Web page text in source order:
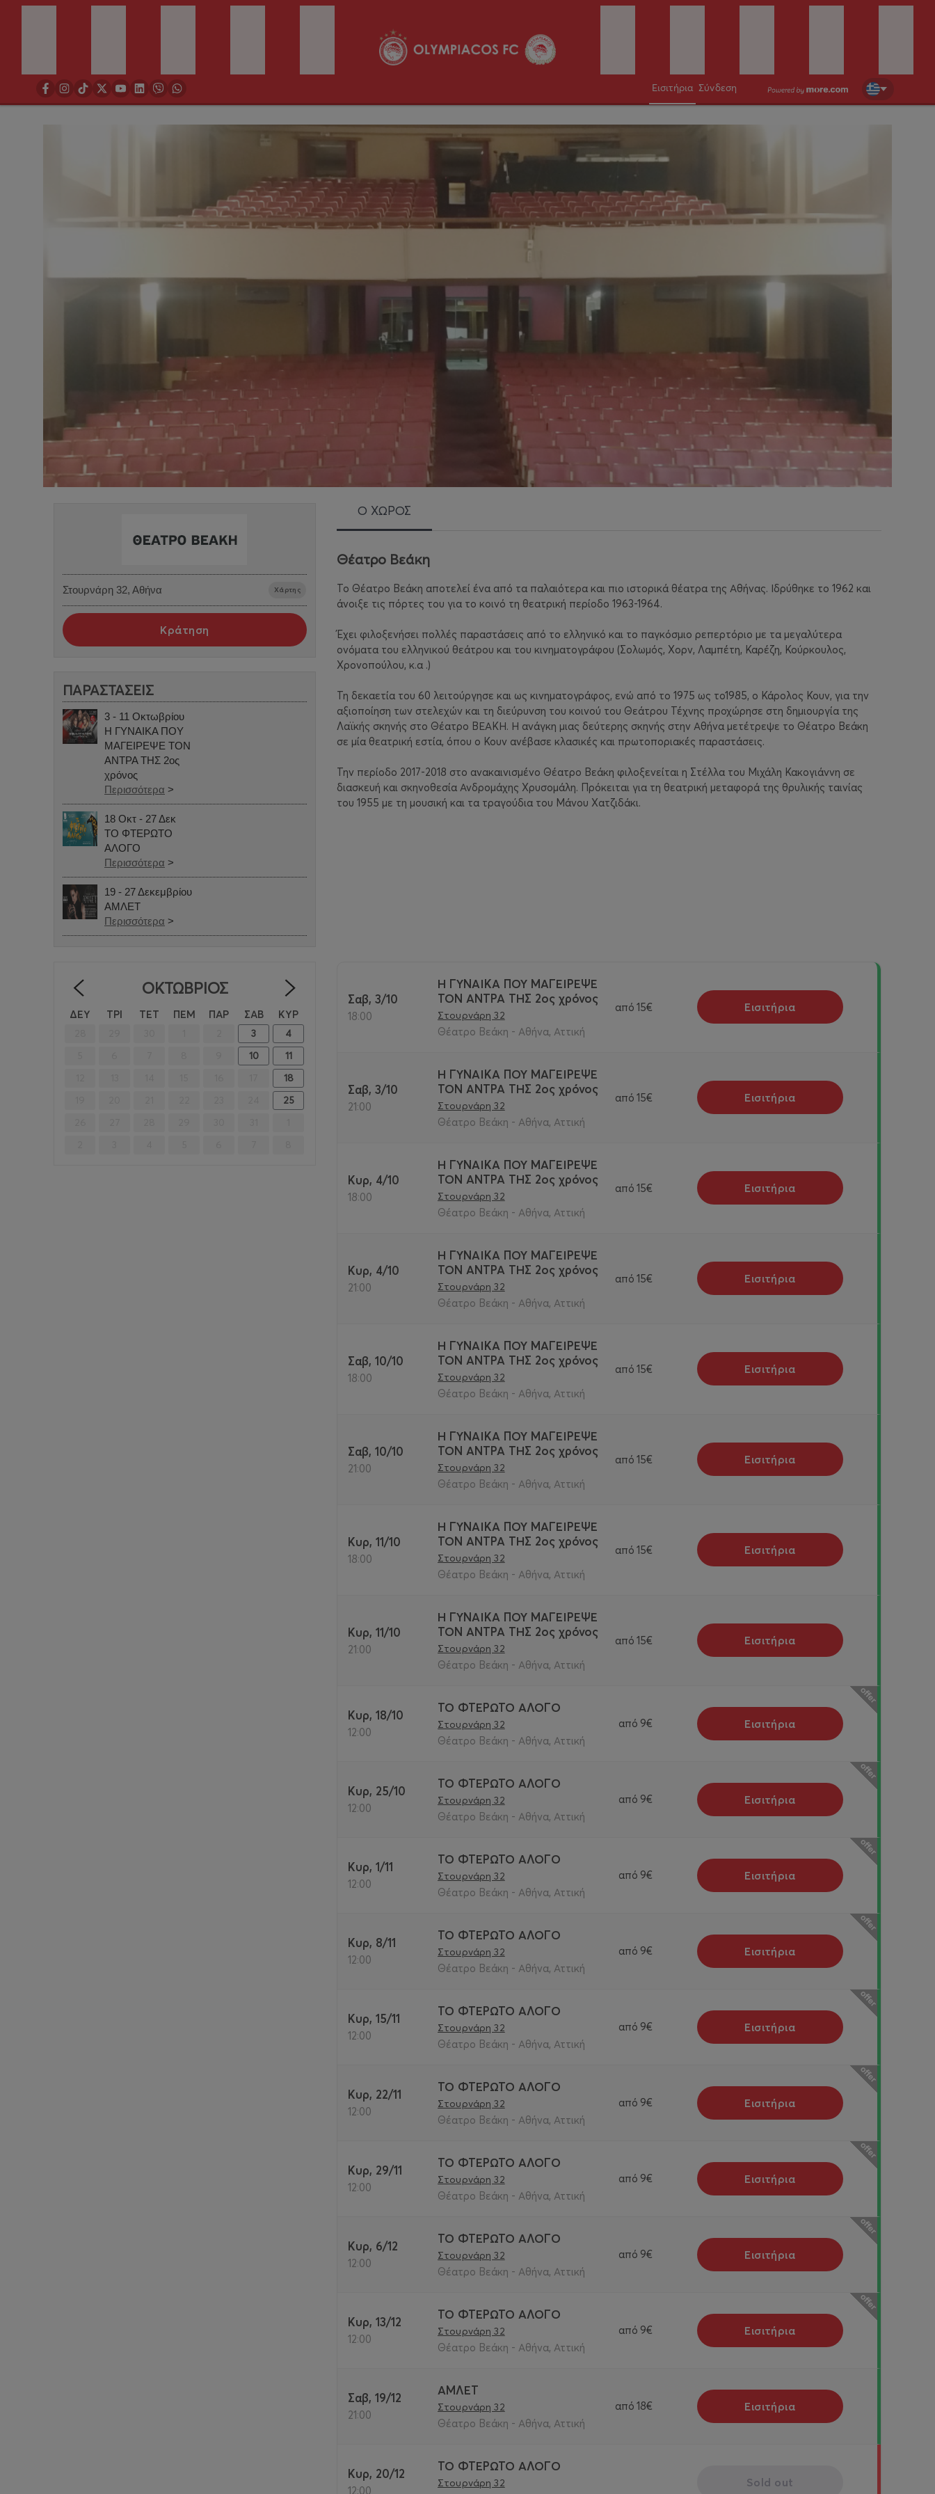
Εισιτήρια Σύνδεση
Στουρνάρη 32, Αθήνα Χάρτης
Κράτηση
ΠΑΡΑΣΤΑΣΕΙΣ
3 - 11 Οκτωβρίου
Η ΓΥΝΑΙΚΑ ΠΟΥ
ΜΑΓΕΙΡΕΨΕ ΤΟΝ
ΑΝΤΡΑ ΤΗΣ 2ος
χρόνος
Περισσότερα >
18 Οκτ - 27 Δεκ
ΤΟ ΦΤΕΡΩΤΟ
ΑΛΟΓΟ
Περισσότερα >
19 - 27 Δεκεμβρίου
ΑΜΛΕΤ
Περισσότερα >
Ο ΧΩΡΟΣ
Θέατρο Βεάκη
Το Θέατρο Βεάκη αποτελεί ένα από τα παλαιότερα και πιο ιστορικά θέατρα της Αθήνας. Ιδρύθηκε το 1962 και
άνοιξε τις πόρτες του για το κοινό τη θεατρική περίοδο 1963-1964.
Έχει φιλοξενήσει πολλές παραστάσεις από το ελληνικό και το παγκόσμιο ρεπερτόριο με τα μεγαλύτερα
ονόματα του ελληνικού θεάτρου και του κινηματογράφου (Σολωμός, Χορν, Λαμπέτη, Καρέζη, Κούρκουλος,
Χρονοπούλου, κ.α .)
Τη δεκαετία του 60 λειτούργησε και ως κινηματογράφος, ενώ από το 1975 ως το1985, ο Κάρολος Κουν, για την
αξιοποίηση των στελεχών και τη διεύρυνση του κοινού του Θεάτρου Τέχνης προχώρησε στη δημιουργία της
Λαϊκής σκηνής στο Θέατρο ΒΕΑΚΗ. Η ανάγκη μιας δεύτερης σκηνής στην Αθήνα μετέτρεψε το Θέατρο Βεάκη
σε μία θεατρική εστία, όπου ο Κουν ανέβασε κλασικές και πρωτοποριακές παραστάσεις.
Την περίοδο 2017-2018 στο ανακαινισμένο Θέατρο Βεάκη φιλοξενείται η Στέλλα του Μιχάλη Κακογιάννη σε
διασκευή και σκηνοθεσία Ανδρομάχης Χρυσομάλη. Πρόκειται για τη θεατρική μεταφορά της θρυλικής ταινίας
του 1955 με τη μουσική και τα τραγούδια του Μάνου Χατζιδάκι.
ΟΚΤΏΒΡΙΟΣ
ΔΕΥ ΤΡΙ ΤΕΤ ΠΕΜ ΠΑΡ ΣΑΒ ΚΥΡ
3
4
10
11
18
25
Σαβ, 3/10
18:00
Η ΓΥΝΑΙΚΑ ΠΟΥ ΜΑΓΕΙΡΕΨΕ
ΤΟΝ ΑΝΤΡΑ ΤΗΣ 2ος χρόνος
Στουρνάρη 32
Θέατρο Βεάκη - Αθήνα, Αττική
από 15€ Εισιτήρια
Σαβ, 3/10
21:00
Η ΓΥΝΑΙΚΑ ΠΟΥ ΜΑΓΕΙΡΕΨΕ
ΤΟΝ ΑΝΤΡΑ ΤΗΣ 2ος χρόνος
Στουρνάρη 32
Θέατρο Βεάκη - Αθήνα, Αττική
από 15€ Εισιτήρια
Κυρ, 4/10
18:00
Η ΓΥΝΑΙΚΑ ΠΟΥ ΜΑΓΕΙΡΕΨΕ
ΤΟΝ ΑΝΤΡΑ ΤΗΣ 2ος χρόνος
Στουρνάρη 32
Θέατρο Βεάκη - Αθήνα, Αττική
από 15€ Εισιτήρια
Κυρ, 4/10
21:00
Η ΓΥΝΑΙΚΑ ΠΟΥ ΜΑΓΕΙΡΕΨΕ
ΤΟΝ ΑΝΤΡΑ ΤΗΣ 2ος χρόνος
Στουρνάρη 32
Θέατρο Βεάκη - Αθήνα, Αττική
από 15€ Εισιτήρια
Σαβ, 10/10
18:00
Η ΓΥΝΑΙΚΑ ΠΟΥ ΜΑΓΕΙΡΕΨΕ
ΤΟΝ ΑΝΤΡΑ ΤΗΣ 2ος χρόνος
Στουρνάρη 32
Θέατρο Βεάκη - Αθήνα, Αττική
από 15€ Εισιτήρια
Σαβ, 10/10
21:00
Η ΓΥΝΑΙΚΑ ΠΟΥ ΜΑΓΕΙΡΕΨΕ
ΤΟΝ ΑΝΤΡΑ ΤΗΣ 2ος χρόνος
Στουρνάρη 32
Θέατρο Βεάκη - Αθήνα, Αττική
από 15€ Εισιτήρια
Κυρ, 11/10
18:00
Η ΓΥΝΑΙΚΑ ΠΟΥ ΜΑΓΕΙΡΕΨΕ
ΤΟΝ ΑΝΤΡΑ ΤΗΣ 2ος χρόνος
Στουρνάρη 32
Θέατρο Βεάκη - Αθήνα, Αττική
από 15€ Εισιτήρια
Κυρ, 11/10
21:00
Η ΓΥΝΑΙΚΑ ΠΟΥ ΜΑΓΕΙΡΕΨΕ
ΤΟΝ ΑΝΤΡΑ ΤΗΣ 2ος χρόνος
Στουρνάρη 32
Θέατρο Βεάκη - Αθήνα, Αττική
από 15€ Εισιτήρια
Κυρ, 18/10
12:00
ΤΟ ΦΤΕΡΩΤΟ ΑΛΟΓΟ
Στουρνάρη 32
Θέατρο Βεάκη - Αθήνα, Αττική
από 9€ Εισιτήρια
Κυρ, 25/10
12:00
ΤΟ ΦΤΕΡΩΤΟ ΑΛΟΓΟ
Στουρνάρη 32
Θέατρο Βεάκη - Αθήνα, Αττική
από 9€ Εισιτήρια
Κυρ, 1/11
12:00
ΤΟ ΦΤΕΡΩΤΟ ΑΛΟΓΟ
Στουρνάρη 32
Θέατρο Βεάκη - Αθήνα, Αττική
από 9€ Εισιτήρια
Κυρ, 8/11
12:00
ΤΟ ΦΤΕΡΩΤΟ ΑΛΟΓΟ
Στουρνάρη 32
Θέατρο Βεάκη - Αθήνα, Αττική
από 9€ Εισιτήρια
Κυρ, 15/11
12:00
ΤΟ ΦΤΕΡΩΤΟ ΑΛΟΓΟ
Στουρνάρη 32
Θέατρο Βεάκη - Αθήνα, Αττική
από 9€ Εισιτήρια
Κυρ, 22/11
12:00
ΤΟ ΦΤΕΡΩΤΟ ΑΛΟΓΟ
Στουρνάρη 32
Θέατρο Βεάκη - Αθήνα, Αττική
από 9€ Εισιτήρια
Κυρ, 29/11
12:00
ΤΟ ΦΤΕΡΩΤΟ ΑΛΟΓΟ
Στουρνάρη 32
Θέατρο Βεάκη - Αθήνα, Αττική
από 9€ Εισιτήρια
Κυρ, 6/12
12:00
ΤΟ ΦΤΕΡΩΤΟ ΑΛΟΓΟ
Στουρνάρη 32
Θέατρο Βεάκη - Αθήνα, Αττική
από 9€ Εισιτήρια
Κυρ, 13/12
12:00
ΤΟ ΦΤΕΡΩΤΟ ΑΛΟΓΟ
Στουρνάρη 32
Θέατρο Βεάκη - Αθήνα, Αττική
από 9€ Εισιτήρια
Σαβ, 19/12
21:00
ΑΜΛΕΤ
Στουρνάρη 32
Θέατρο Βεάκη - Αθήνα, Αττική
από 18€ Εισιτήρια
Κυρ, 20/12
12:00
ΤΟ ΦΤΕΡΩΤΟ ΑΛΟΓΟ
Στουρνάρη 32 Sold out